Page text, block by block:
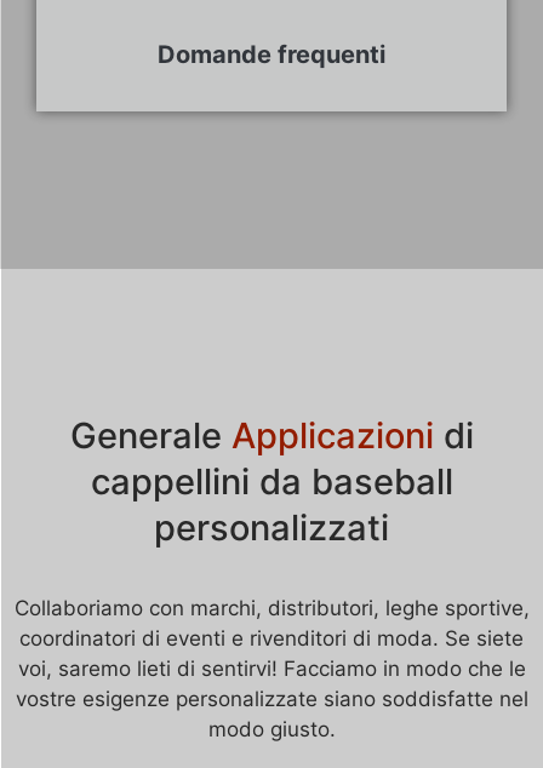
Domande frequenti
Generale Applicazioni di
cappellini da baseball
personalizzati
Collaboriamo con marchi, distributori, leghe sportive,
coordinatori di eventi e rivenditori di moda. Se siete
voi, saremo lieti di sentirvi! Facciamo in modo che le
vostre esigenze personalizzate siano soddisfatte nel
modo giusto.